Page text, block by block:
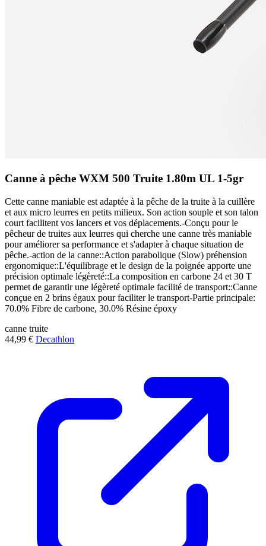
Canne à pêche WXM 500 Truite 1.80m UL 1-5gr
Cette canne maniable est adaptée à la pêche de la truite à la cuillère
et aux micro leurres en petits milieux. Son action souple et son talon
court facilitent vos lancers et vos déplacements.-Conçu pour le
pêcheur de truites aux leurres qui cherche une canne très maniable
pour améliorer sa performance et s'adapter à chaque situation de
pêche.-action de la canne::Action parabolique (Slow) préhension
ergonomique::L'équilibrage et le design de la poignée apporte une
précision optimale légèreté::La composition en carbone 24 et 30 T
permet de garantir une légèreté optimale facilité de transport::Canne
conçue en 2 brins égaux pour faciliter le transport-Partie principale:
70.0% Fibre de carbone, 30.0% Résine époxy
canne truite
44,99 € Decathlon